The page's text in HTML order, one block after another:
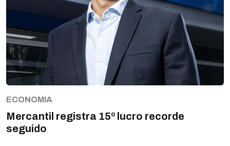
ECONOMIA
Mercantil registra 15º lucro recorde
seguido